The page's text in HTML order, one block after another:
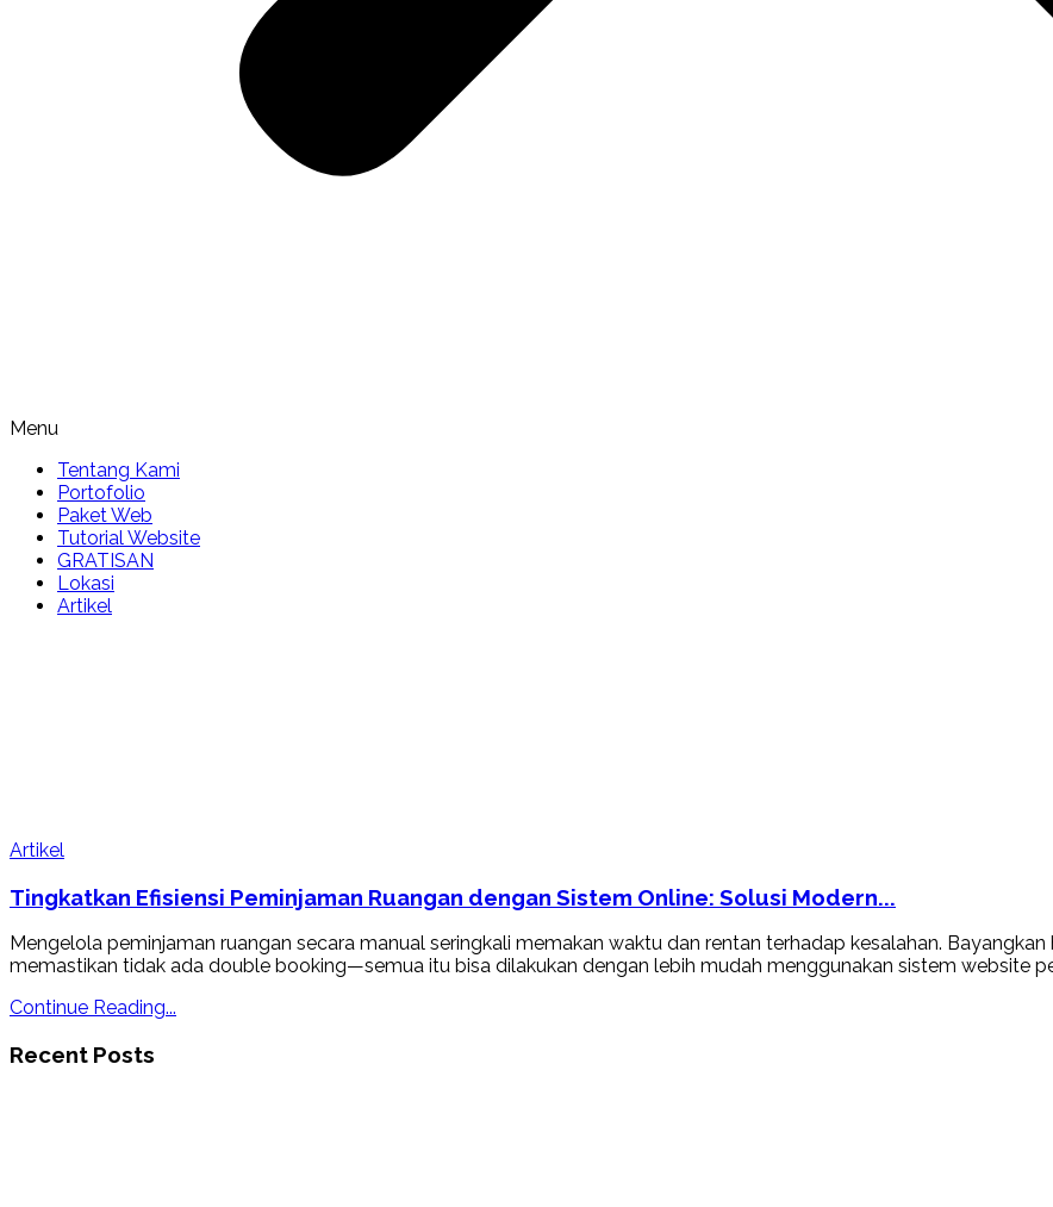
Menu
Tentang Kami
Portofolio
Paket Web
Tutorial Website
GRATISAN
Lokasi
Artikel
Artikel
Tingkatkan Efisiensi Peminjaman Ruangan dengan Sistem Online: Solusi Modern...
Mengelola peminjaman ruangan secara manual seringkali memakan waktu dan rentan terhadap kesalahan.
memastikan tidak ada double booking—semua itu bisa dilakukan dengan lebih mudah menggunakan sistem website
Continue Reading...
Recent Posts